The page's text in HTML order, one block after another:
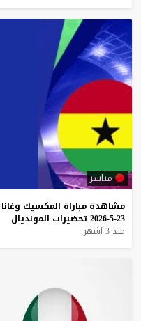
مباشر
مشاهدة مباراة المكسيك وغانا
23-5-2026
تحضيرات المونديال
منذ 3 أشهر